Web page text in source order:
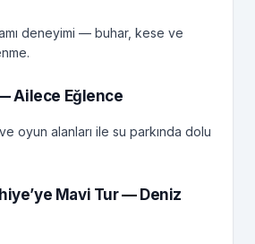
deneyimi — buhar, kese ve
Ailece Eğlence
oyun alanları ile su parkında dolu
Mavi Tur — Deniz